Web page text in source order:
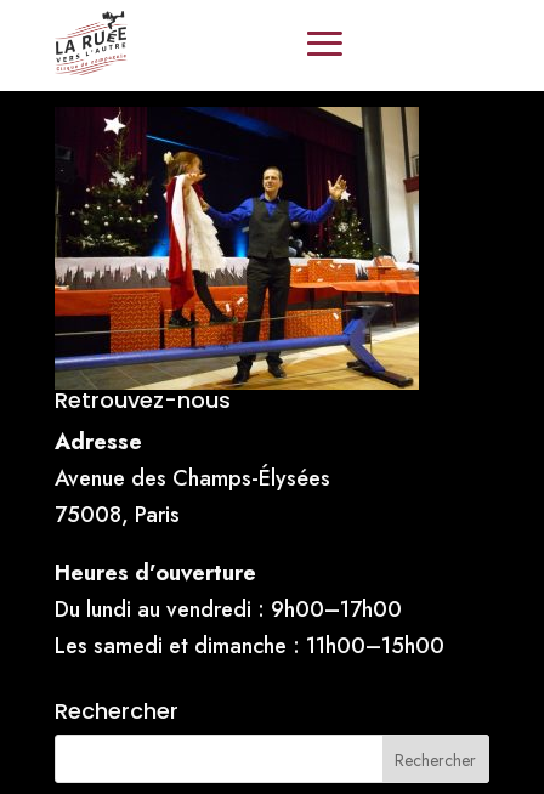
Retrouvez-nous
Adresse
Avenue des Champs-Élysées
75008, Paris
Heures d’ouverture
Du lundi au vendredi : 9h00–17h00
Les samedi et dimanche : 11h00–15h00
Rechercher